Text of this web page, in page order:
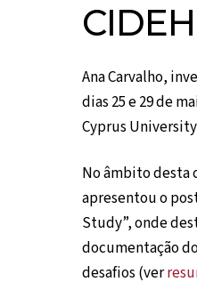
Ana Carvalho,
dias 25 e 29 de
Cyprus
No âmbito desta
apresentou o
Study”, onde
documentação
desafios (ver